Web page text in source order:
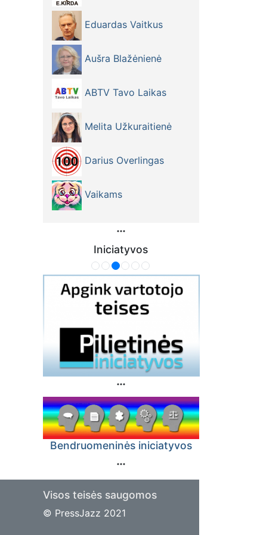
Eduardas Vaitkus
Aušra Blažėnienė
ABTV Tavo Laikas
Melita Užkuraitienė
Darius Overlingas
Vaikams
Iniciatyvos
Bendruomeninės iniciatyvos
Visos teisės saugomos
© PressJazz 2021